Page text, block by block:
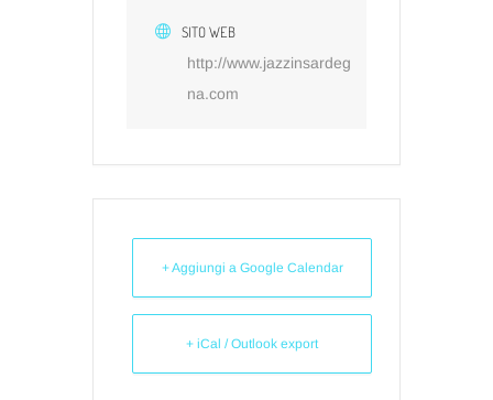
SITO WEB
http://www.jazzinsardeg
na.com
+ Aggiungi a Google Calendar
+ iCal / Outlook export